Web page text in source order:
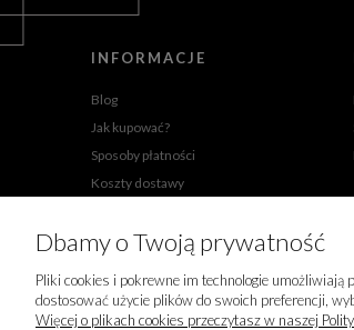
INFORMACJE
Blog
Jak kupować?
Sposoby płatności
Koszty dostawy
Wymiany, zwroty i reklamacje
Regulamin
Twoje zamówienia
Dbamy o Twoją prywatność
Pliki cookies i pokrewne im technologie
dostosować użycie plików do swoich preferencji,
Więcej o plikach cookies przeczytasz w naszej